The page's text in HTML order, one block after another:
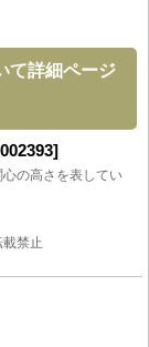
て詳細ページ
の高さを表してい
禁止